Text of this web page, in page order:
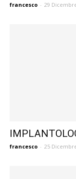
francesco - 29
francesco - 25